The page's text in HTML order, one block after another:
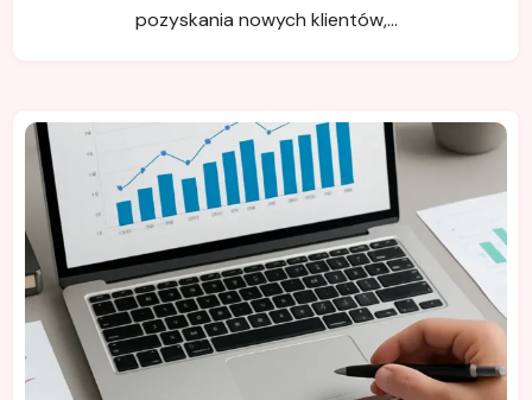
pozyskania nowych klientów,…